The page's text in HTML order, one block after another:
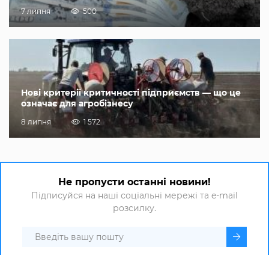
7 липня 500
Нові критерії критичності підприємств — що це
означає для агробізнесу
8 липня 1 572
Не пропусти останні новини!
Підписуйся на наші соціальні мережі та e-mail
розсилку.